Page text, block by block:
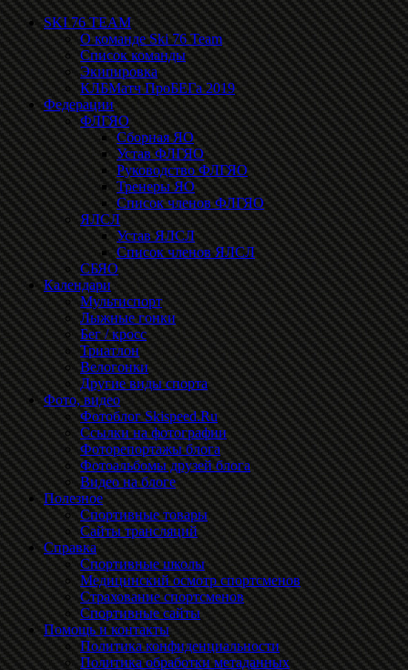
SKI 76 TEAM
О команде Ski 76 Team
Список команды
Экипировка
КЛБМатч ПроБЕГа 2019
Федерации
ФЛГЯО
Сборная ЯО
Устав ФЛГЯО
Руководство ФЛГЯО
Тренеры ЯО
Список членов ФЛГЯО
ЯЛСЛ
Устав ЯЛСЛ
Список членов ЯЛСЛ
СБЯО
Календари
Мультиспорт
Лыжные гонки
Бег / кросс
Триатлон
Велогонки
Другие виды спорта
Фото, видео
Фотоблог Skispeed.Ru
Ссылки на фотографии
Фоторепортажы блога
Фотоальбомы друзей блога
Видео на блоге
Полезное
Спортивные товары
Сайты трансляций
Справка
Спортивные школы
Медицинский осмотр спортсменов
Страхование спортсменов
Спортивные сайты
Помощь и контакты
Политика конфиденциальности
Политика обработки метаданных